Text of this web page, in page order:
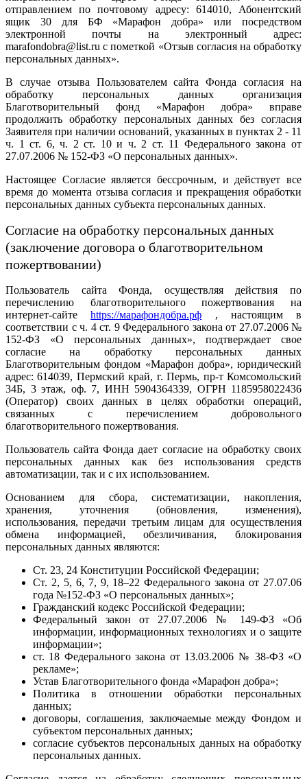
отправлением по почтовому адресу: 614010, Абонентский
ящик 30 для БФ «Марафон добра» или посредством
электронной почты на электронный адрес:
marafondobra@list.ru с пометкой «Отзыв согласия на обработку
персональных данных».
В случае отзыва Пользователем сайта Фонда согласия на
обработку персональных данных организация
Благотворительный фонд «Марафон добра» вправе
продолжить обработку персональных данных без согласия
Заявителя при наличии оснований, указанных в пунктах 2 - 11
ч. 1 ст. 6, ч. 2 ст. 10 и ч. 2 ст. 11 Федерального закона от
27.07.2006 № 152-ФЗ «О персональных данных».
Настоящее Согласие является бессрочным, и действует все
время до момента отзыва согласия и прекращения обработки
персональных данных субъекта персональных данных.
Согласие на обработку персональных данных
(заключение договора о благотворительном
пожертвовании)
Пользователь сайта Фонда, осуществляя действия по
перечислению благотворительного пожертвования на
интернет-сайтеhttps://марафондобра.рф , настоящим в
соответствии с ч. 4 ст. 9 Федерального закона от 27.07.2006 №
152-ФЗ «О персональных данных», подтверждает свое
согласие на обработку персональных данных
Благотворительным фондом «Марафон добра», юридический
адрес: 614039, Пермский край, г. Пермь, пр-т Комсомольский
34Б, 3 этаж, оф. 7, ИНН 5904364339, ОГРН 1185958022436
(Оператор) своих данных в целях обработки операций,
связанных с перечислением добровольного
благотворительного пожертвования.
Пользователь сайта Фонда дает согласие на обработку своих
персональных данных как без использования средств
автоматизации, так и с их использованием.
Основанием для сбора, систематизации, накопления,
хранения, уточнения (обновления, изменения),
использования, передачи третьим лицам для осуществления
обмена информацией, обезличивания, блокирования
персональных данных являются:
Ст. 23, 24 Конституции Российской Федерации;
Ст. 2, 5, 6, 7, 9, 18–22 Федерального закона от 27.07.06
года №152-ФЗ «О персональных данных»;
Гражданский кодекс Российской Федерации;
Федеральный закон от 27.07.2006 № 149-ФЗ «Об
информации, информационных технологиях и о защите
информации»;
ст. 18 Федерального закона от 13.03.2006 № 38-ФЗ «О
рекламе»;
Устав Благотворительного фонда «Марафон добра»;
Политика в отношении обработки персональных
данных;
договоры, соглашения, заключаемые между Фондом и
субъектом персональных данных;
согласие субъектов персональных данных на обработку
персональных данных.